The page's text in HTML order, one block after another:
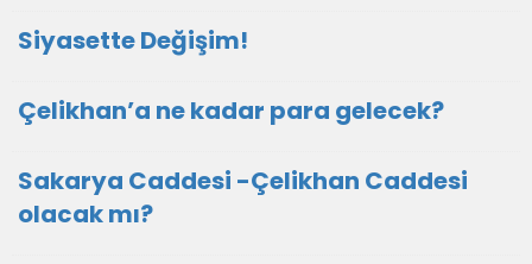
Siyasette Değişim!
Çelikhan’a ne kadar para gelecek?
Sakarya Caddesi -Çelikhan Caddesi
olacak mı?